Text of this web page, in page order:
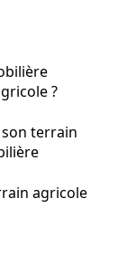
?
terrain
agricole